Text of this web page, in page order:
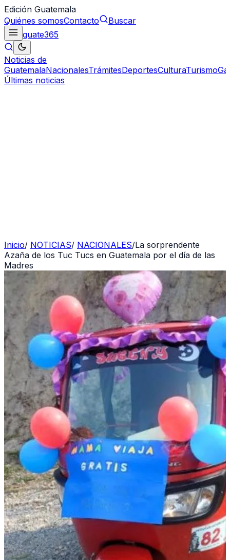
Edición Guatemala
Quiénes somosContacto
Buscar
guate365
Noticias de
GuatemalaNacionalesTrámitesDeportesCulturaTurismo
Últimas noticias
Inicio/ NOTICIAS/ NACIONALES/La sorprendente
Azaña de los Tuc Tucs en Guatemala por el día de las
Madres